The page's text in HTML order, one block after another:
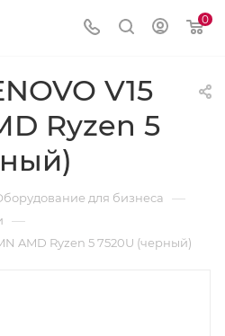
0
V15
Ryzen 5
для бизнеса —
—
AMD Ryzen 5 7520U (черный)